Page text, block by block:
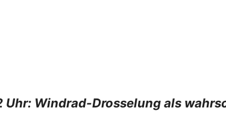
Windrad-Drosselung als